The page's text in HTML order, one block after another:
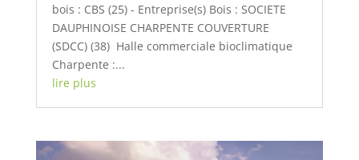
bois : CBS (25) - Entreprise(s) Bois : SOCIETE
DAUPHINOISE CHARPENTE COUVERTURE
(SDCC) (38) Halle commerciale bioclimatique
Charpente :...
lire plus